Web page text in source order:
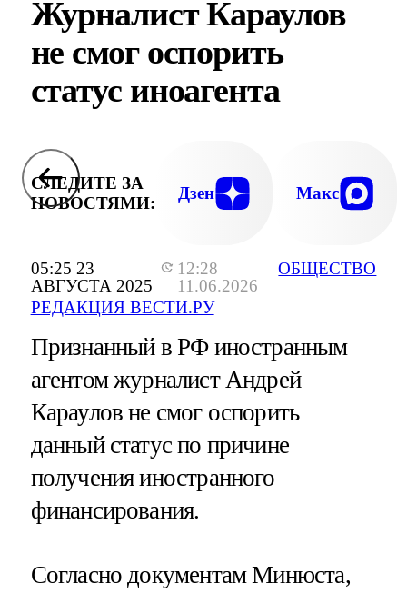
05:25 23
АВГУСТА 2025
12:28
11.06.2026
РЕДАКЦИЯ ВЕСТИ.РУ
ОБЩЕСТВО
Журналист Караулов
не смог оспорить
статус иноагента
СЛЕДИТЕ ЗА
НОВОСТЯМИ:
Дзен Макс
Признанный в РФ иностранным
агентом журналист Андрей
Караулов не смог оспорить
данный статус по причине
получения иностранного
финансирования.
Согласно документам Минюста,